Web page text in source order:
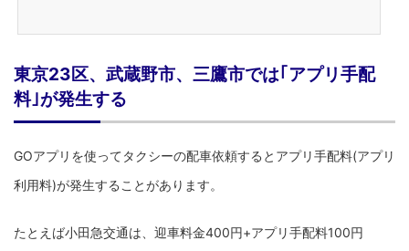
東京23区、武蔵野市、三鷹市では｢アプリ手配
料｣が発生する
GOアプリを使ってタクシーの配車依頼するとアプリ手配料(アプリ
利用料)が発生することがあります。
たとえば小田急交通は、迎車料金400円+アプリ手配料100円